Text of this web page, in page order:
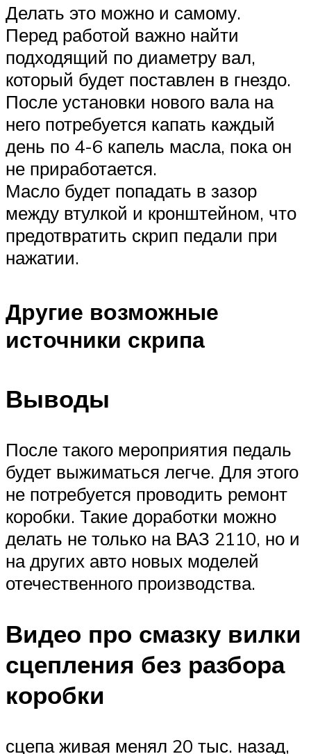
Делать это можно и самому.
Перед работой важно найти
подходящий по диаметру вал,
который будет поставлен в гнездо.
После установки нового вала на
него потребуется капать каждый
день по 4-6 капель масла, пока он
не приработается.
Масло будет попадать в зазор
между втулкой и кронштейном, что
предотвратить скрип педали при
нажатии.
Другие возможные
источники скрипа
Выводы
После такого мероприятия педаль
будет выжиматься легче. Для этого
не потребуется проводить ремонт
коробки. Такие доработки можно
делать не только на ВАЗ 2110, но и
на других авто новых моделей
отечественного производства.
Видео про смазку вилки
сцепления без разбора
коробки
сцепа живая менял 20 тыс. назад,